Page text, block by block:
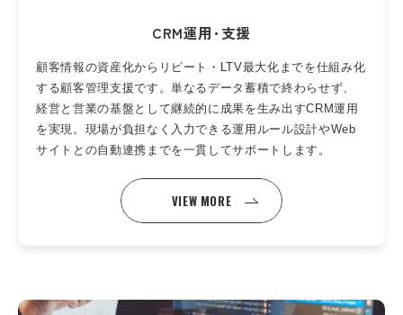
CRM運用･支援
顧客情報の資産化からリピート・LTV最大化までを仕組み化
する顧客管理支援です。単なるデータ蓄積で終わらせず、
経営と営業の基盤として継続的に成果を生み出すCRM運用
を実現。現場が負担なく入力できる運用ルール設計やWeb
サイトとの自動連携までを一貫してサポートします。
VIEW MORE